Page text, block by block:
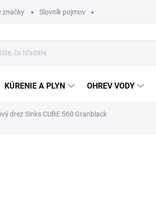
značky Slovník pojmov
KÚRENIE A PLYN OHREV VODY
drez Sinks CUBE 560 Granblack